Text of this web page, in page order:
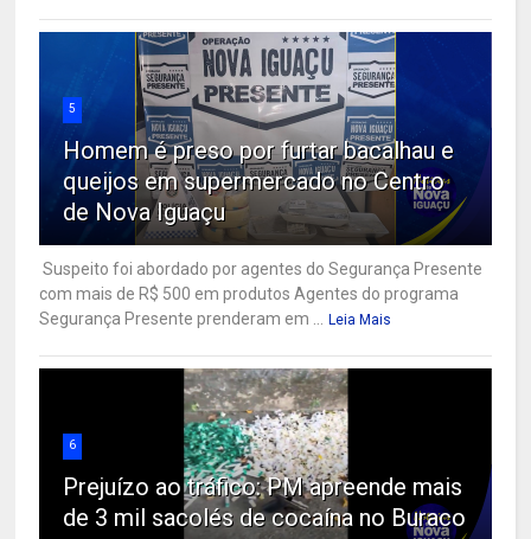
5
Homem é preso por furtar bacalhau e
queijos em supermercado no Centro
de Nova Iguaçu
Suspeito foi abordado por agentes do Segurança Presente
com mais de R$ 500 em produtos Agentes do programa
Segurança Presente prenderam em ... Leia Mais
6
Prejuízo ao tráfico: PM apreende mais
de 3 mil sacolés de cocaína no Buraco